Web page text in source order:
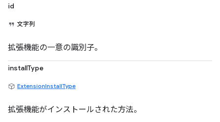
id
文字列
拡張機能の一意の識別子。
installType
ExtensionInstallType
拡張機能がインストールされた方法。